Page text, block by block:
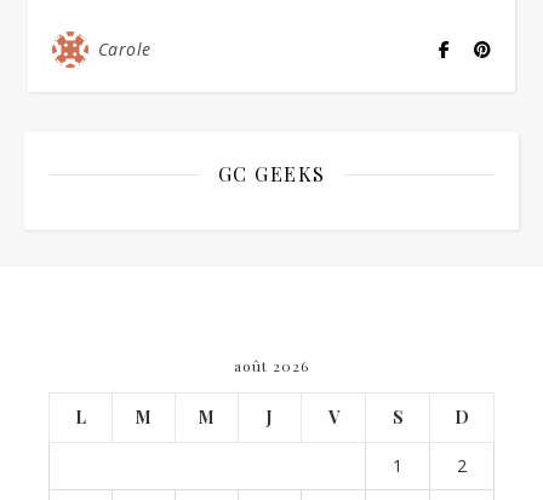
Carole
GC GEEKS
août 2026
L M M J V S D
1 2